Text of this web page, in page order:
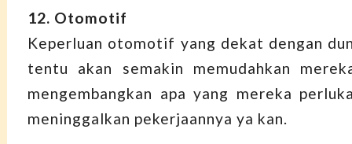
12. Otomotif
Keperluan otomotif yang dekat dengan
tentu akan semakin memudahkan
mengembangkan apa yang mereka
meninggalkan pekerjaannya ya kan.